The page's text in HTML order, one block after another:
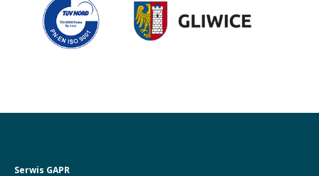
nowej
karcie
Serwis GAPR